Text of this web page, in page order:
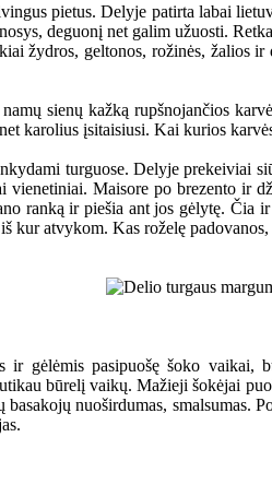
pietus. Delyje patirta labai
deguonį net galim užuosti.
žydros, geltonos, rožinės,
sienų kažką rupšnojančios
karolius įsitaisiusi. Kai kurios
turguose. Delyje prekeiviai
Maisore po brezento ir
ranką ir piešia ant jos gėlytę.
atvykom. Kas roželę
gėlėmis pasipuošę šoko
būrelį vaikų. Mažieji šokėjai
nuoširdumas,